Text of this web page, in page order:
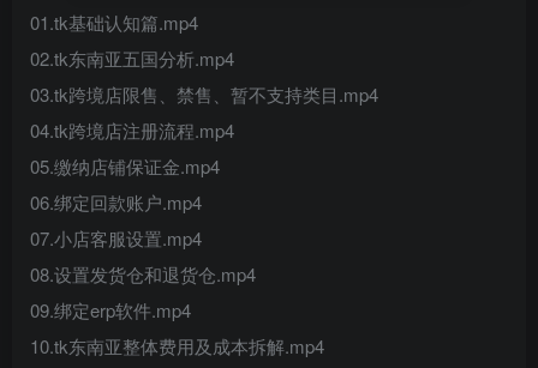
01.tk基础认知篇.mp4
02.tk东南亚五国分析.mp4
03.tk跨境店限售、禁售、暂不支持类目.mp4
04.tk跨境店注册流程.mp4
05.缴纳店铺保证金.mp4
06.绑定回款账户.mp4
07.小店客服设置.mp4
08.设置发货仓和退货仓.mp4
09.绑定erp软件.mp4
10.tk东南亚整体费用及成本拆解.mp4